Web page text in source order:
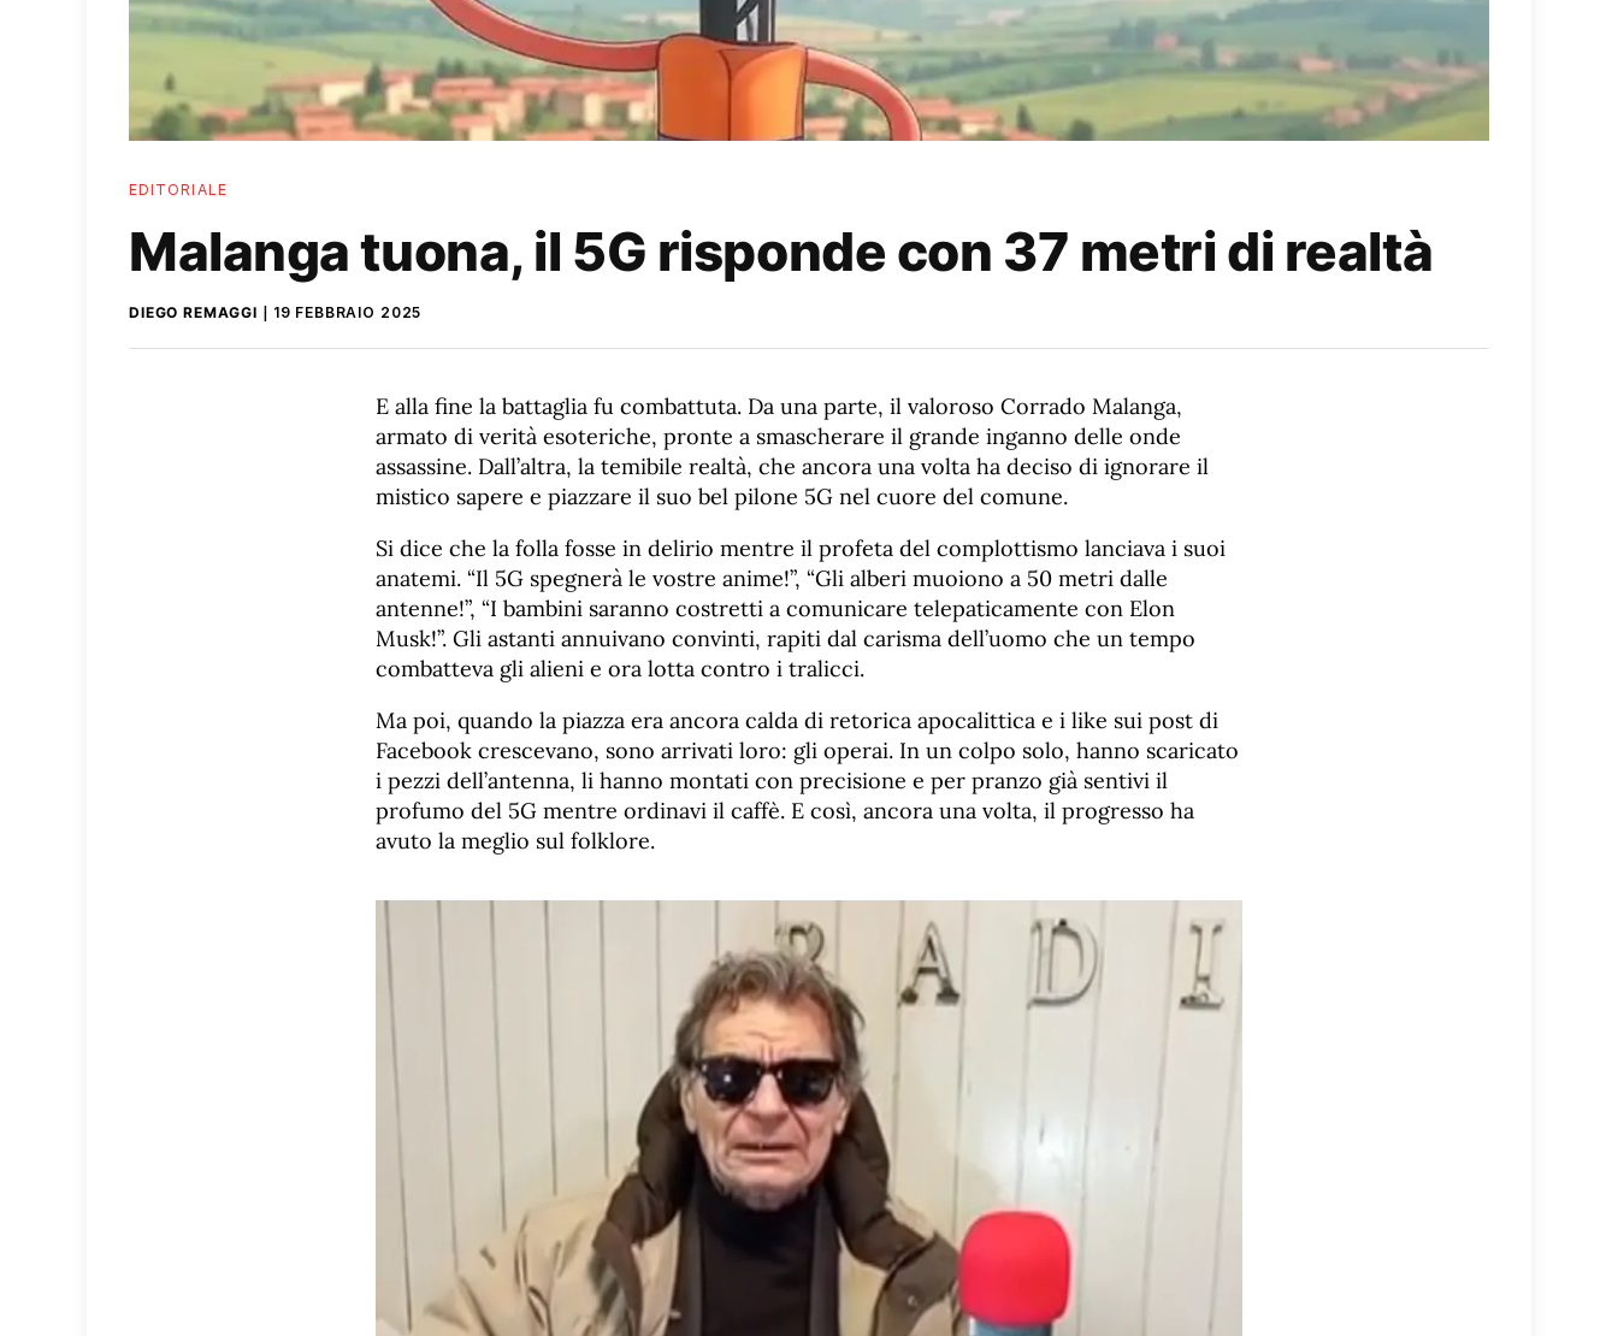
EDITORIALE
Malanga tuona, il 5G risponde con 37 metri di realtà
DIEGO REMAGGI 19 FEBBRAIO 2025
E alla fine la battaglia fu combattuta. Da una parte, il valoroso Corrado Malanga,
armato di verità esoteriche, pronte a smascherare il grande inganno delle onde
assassine. Dall’altra, la temibile realtà, che ancora una volta ha deciso di ignorare il
mistico sapere e piazzare il suo bel pilone 5G nel cuore del comune.
Si dice che la folla fosse in delirio mentre il profeta del complottismo lanciava i suoi
anatemi. “Il 5G spegnerà le vostre anime!”, “Gli alberi muoiono a 50 metri dalle
antenne!”, “I bambini saranno costretti a comunicare telepaticamente con Elon
Musk!”. Gli astanti annuivano convinti, rapiti dal carisma dell’uomo che un tempo
combatteva gli alieni e ora lotta contro i tralicci.
Ma poi, quando la piazza era ancora calda di retorica apocalittica e i like sui post di
Facebook crescevano, sono arrivati loro: gli operai. In un colpo solo, hanno scaricato
i pezzi dell’antenna, li hanno montati con precisione e per pranzo già sentivi il
profumo del 5G mentre ordinavi il caffè. E così, ancora una volta, il progresso ha
avuto la meglio sul folklore.